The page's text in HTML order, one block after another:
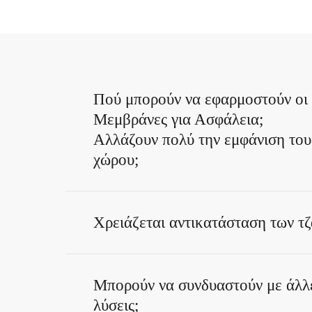
Πού μπορούν να εφαρμοστούν οι
Μεμβράνες για Ασφάλεια;
Αλλάζουν πολύ την εμφάνιση του
χώρου;
Υπάρχουν διακριτικές, frosted,
Χρειάζεται αντικατάσταση των
εφαρμόζονται πάνω στις υπάρχουσες
εφόσον το γυαλί είναι κατάλληλο για
Μπορούν να συνδυαστούν με
λύσεις;